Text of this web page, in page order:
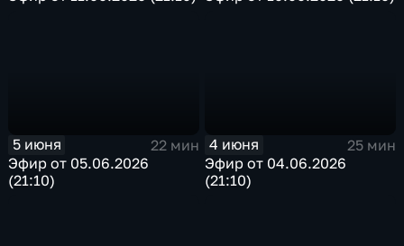
5 июня
22 мин
Эфир от 05.06.2026
(21:10)
4 июня
25 мин
Эфир от 04.06.2026
(21:10)